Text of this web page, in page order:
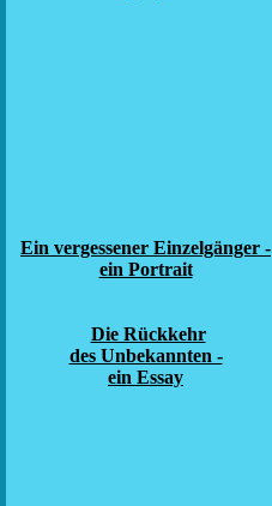
Ein vergessener Einzelgänger -
ein Portrait
Die Rückkehr
des Unbekannten -
ein Essay